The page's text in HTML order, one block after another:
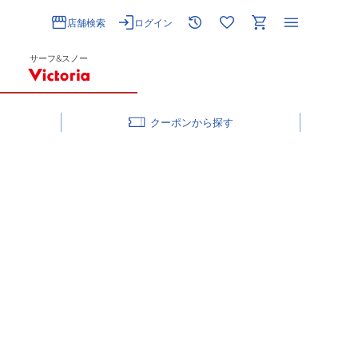
店舗検索 ログイン
サーフ&スノー
クーポン